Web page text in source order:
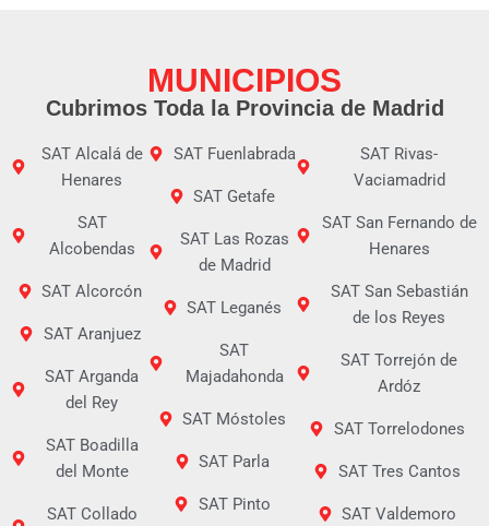
MUNICIPIOS
Cubrimos Toda la Provincia de Madrid
SAT Alcalá de
Henares
SAT
Alcobendas
SAT Alcorcón
SAT Aranjuez
SAT Arganda
del Rey
SAT Boadilla
del Monte
SAT Collado
SAT Fuenlabrada
SAT Getafe
SAT Las Rozas
de Madrid
SAT Leganés
SAT
Majadahonda
SAT Móstoles
SAT Parla
SAT Pinto
SAT Rivas-
Vaciamadrid
SAT San Fernando de
Henares
SAT San Sebastián
de los Reyes
SAT Torrejón de
Ardóz
SAT Torrelodones
SAT Tres Cantos
SAT Valdemoro